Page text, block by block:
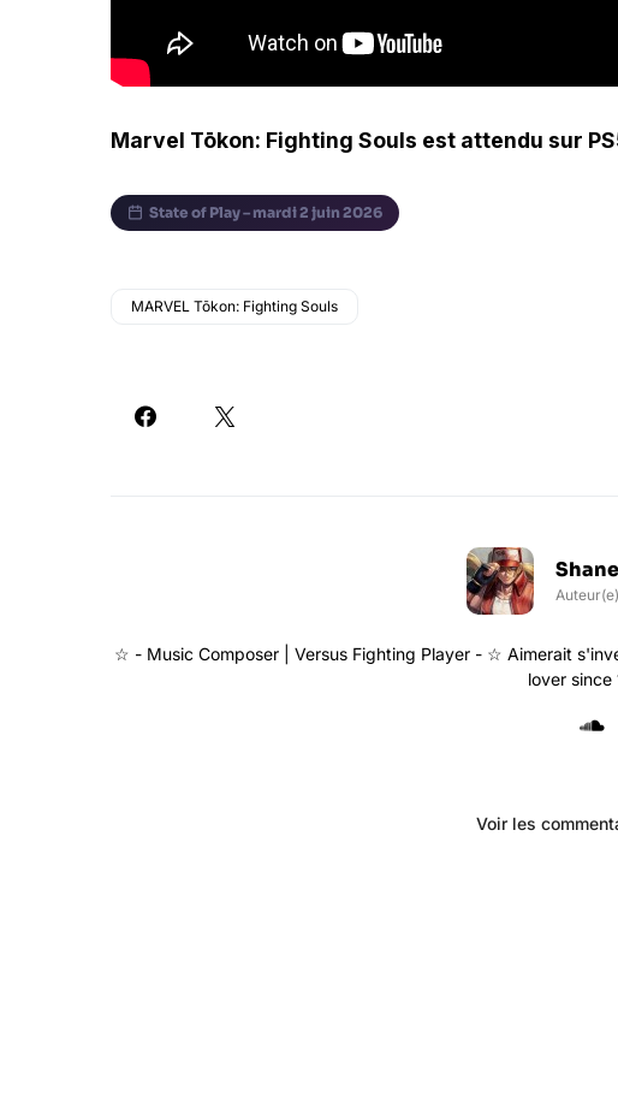
Marvel Tōkon: Fighting Souls est attendu sur
State of Play – mardi 2 juin 2026
MARVEL Tōkon: Fighting Souls
Auteur(e)
☆ - Music Composer | Versus Fighting Player - ☆ Aimerait
lover since
Voir les